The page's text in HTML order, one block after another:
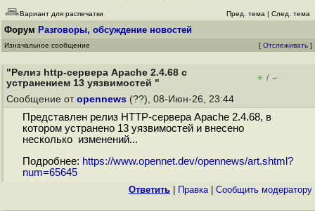
Вариант для распечатки Пред. тема | След. тема
Форум Разговоры, обсуждение новостей
Изначальное сообщение [ Отслеживать ]
"Релиз http-сервера Apache 2.4.68 с
устранением 13 уязвимостей "
+ / –
Сообщение от opennews (??), 08-Июн-26, 23:44
Представлен релиз HTTP-сервера Apache 2.4.68, в
котором устранено 13 уязвимостей и внесено
несколько изменений...
Подробнее: https://www.opennet.dev/opennews/art.shtml?
num=65645
Ответить Правка| Cообщить модератору